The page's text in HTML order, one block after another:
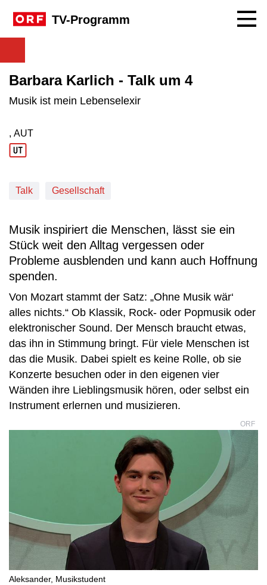
TV-Programm
Barbara Karlich - Talk um 4
Musik ist mein Lebenselexir
Produktionsland: AUT
, AUT
Talk Gesellschaft
Musik inspiriert die Menschen, lässt sie ein
Stück weit den Alltag vergessen oder
Probleme ausblenden und kann auch Hoffnung
spenden.
Von Mozart stammt der Satz: „Ohne Musik wär‘
alles nichts.“ Ob Klassik, Rock- oder Popmusik oder
elektronischer Sound. Der Mensch braucht etwas,
das ihn in Stimmung bringt. Für viele Menschen ist
das die Musik. Dabei spielt es keine Rolle, ob sie
Konzerte besuchen oder in den eigenen vier
Wänden ihre Lieblingsmusik hören, oder selbst ein
Instrument erlernen und musizieren.
ORF
Aleksander, Musikstudent